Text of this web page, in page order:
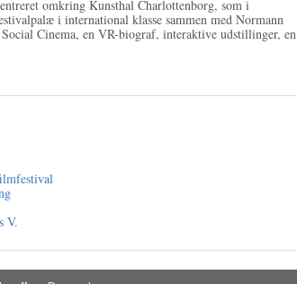
omkring Kunsthal Charlottenborg, som i
i international klasse sammen med Normann
Cinema, en VR-biograf, interaktive udstillinger, en
V.